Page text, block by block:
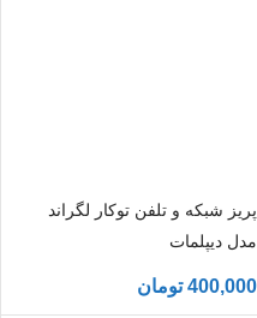
پریز شبکه و تلفن توکار لگراند
مدل دیپلمات
400,000 تومان